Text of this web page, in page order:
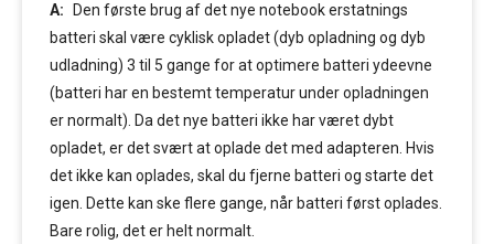
A:
Den første brug af det nye notebook erstatnings
batteri skal være cyklisk opladet (dyb opladning og dyb
udladning) 3 til 5 gange for at optimere batteri ydeevne
(batteri har en bestemt temperatur under opladningen
er normalt). Da det nye batteri ikke har været dybt
opladet, er det svært at oplade det med adapteren. Hvis
det ikke kan oplades, skal du fjerne batteri og starte det
igen. Dette kan ske flere gange, når batteri først oplades.
Bare rolig, det er helt normalt.